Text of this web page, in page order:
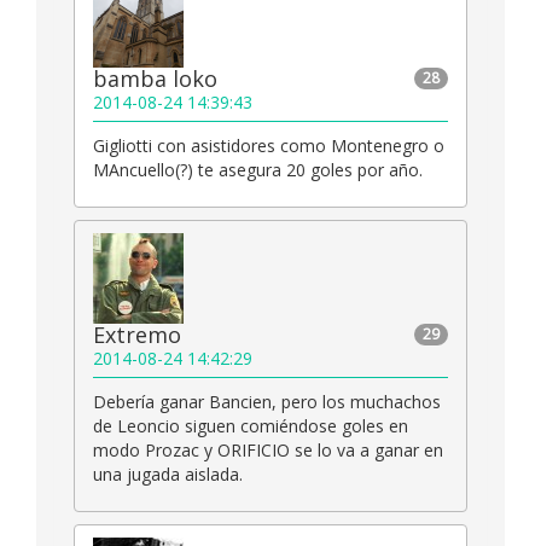
28
bamba loko
2014-08-24 14:39:43
Gigliotti con asistidores como Montenegro o
MAncuello(?) te asegura 20 goles por año.
29
Extremo
2014-08-24 14:42:29
Debería ganar Bancien, pero los muchachos
de Leoncio siguen comiéndose goles en
modo Prozac y ORIFICIO se lo va a ganar en
una jugada aislada.